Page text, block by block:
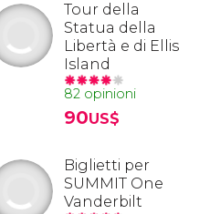
Tour della
Statua della
Libertà e di Ellis
Island
82 opinioni
90US$
Biglietti per
SUMMIT One
Vanderbilt